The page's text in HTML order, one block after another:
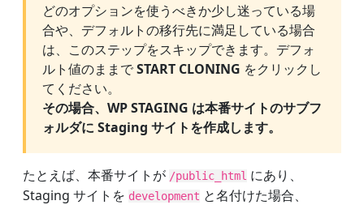
どのオプションを使うべきか少し迷っている場
合や、デフォルトの移行先に満足している場合
は、このステップをスキップできます。デフォ
ルト値のままでSTART CLONING をクリックし
てください。
その場合、WP STAGING は本番サイトのサブフ
ォルダに Staging サイトを作成します。
たとえば、本番サイトが /public_html にあり、
Staging サイトを development と名付けた場合、